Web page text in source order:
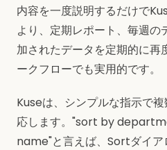
内容を一度説明するだけで
より、定期レポート、毎週の
加されたデータを定期的に再
ークフローでも実用的です。
Kuseは、シンプルな指示で
応します。"sort by
name"と言えば、Sortダイア